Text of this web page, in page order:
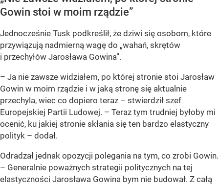
Gowin stoi w moim rządzie”
Jednocześnie Tusk podkreślił, że dziwi się osobom, które
przywiązują nadmierną wagę do „wahań, skrętów
i przechyłów Jarosława Gowina”.
– Ja nie zawsze widziałem, po której stronie stoi Jarosław
Gowin w moim rządzie i w jaką stronę się aktualnie
przechyla, wiec co dopiero teraz – stwierdził szef
Europejskiej Partii Ludowej. – Teraz tym trudniej byłoby mi
ocenić, ku jakiej stronie skłania się ten bardzo elastyczny
polityk – dodał.
Odradzał jednak opozycji polegania na tym, co zrobi Gowin.
– Generalnie poważnych strategii politycznych na tej
elastyczności Jarosława Gowina bym nie budował. Z całą